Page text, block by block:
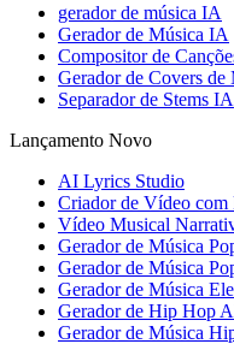
gerador de música IA
Gerador de Música IA
Compositor de
Gerador de Covers de
Separador de Stems IA
Lançamento Novo
AI Lyrics Studio
Criador de Vídeo com
Vídeo Musical
Gerador de Música
Gerador de Música
Gerador de Música
Gerador de Hip Hop
Gerador de Música